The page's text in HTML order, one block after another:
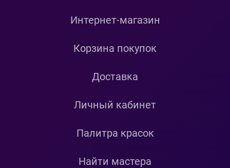
Интернет-магазин
Корзина покупок
Доставка
Личный кабинет
Палитра красок
Найти мастера